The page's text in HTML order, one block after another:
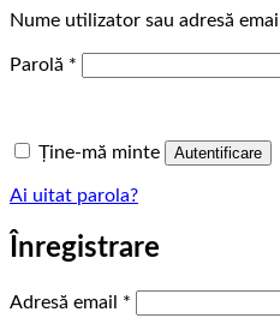
Nume utilizator sau adresă email
Parolă *
Ține-mă minte Autentificare
Ai uitat parola?
Înregistrare
Adresă email *